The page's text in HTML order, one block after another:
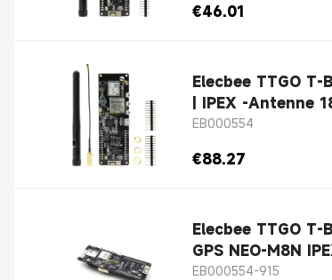
€46.01
Elecbee TTGO T-
|
EB000554
€88.27
Elecbee TTGO
GPS NEO-M8N
EB000554-915